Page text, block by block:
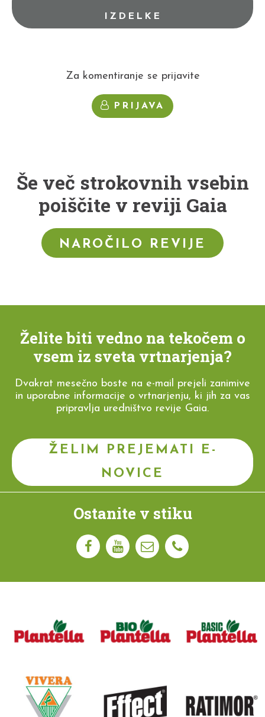
IZDELKE
Za komentiranje se prijavite
PRIJAVA
Še več strokovnih vsebin
poiščite v reviji Gaia
NAROČILO REVIJE
Želite biti vedno na tekočem o
vsem iz sveta vrtnarjenja?
Dvakrat mesečno boste na e-mail prejeli zanimive
in uporabne informacije o vrtnarjenju, ki jih za vas
pripravlja uredništvo revije Gaia.
ŽELIM PREJEMATI E-
NOVICE
Ostanite v stiku